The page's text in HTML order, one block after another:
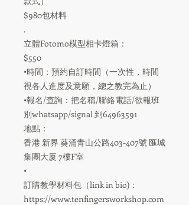
$980包材料
.⠀⠀⠀
立體Fotomo模型相卡燈箱：
$550
•時間：預約自訂時間（一次性，時間
視各人進度及意願，總之教完為止）⠀
•報名/查詢：把名稱/聯絡電話/欲報班
別whatsapp/signal 到64963591
地點：
香港 新界 葵涌青山公路403-407號 匯城
集團大厦 7樓F室
•
訂購教學材料包（link in bio)：
https://www.tenfingersworkshop.com